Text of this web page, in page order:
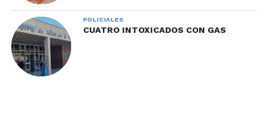
POLICIALES
CUATRO INTOXICADOS CON GAS